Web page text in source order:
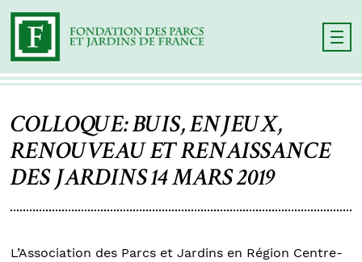
COLLOQUE: BUIS, ENJEUX,
RENOUVEAU ET RENAISSANCE
DES JARDINS 14 MARS 2019
L’Association des Parcs et Jardins en Région Centre-